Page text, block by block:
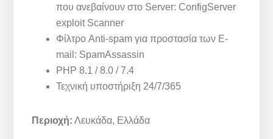
που ανεβαίνουν στο Server: ConfigServer
exploit Scanner
Φίλτρο Anti-spam για προστασία των E-
mail: SpamAssassin
PHP 8.1 / 8.0 / 7.4
Τεχνική υποστήριξη 24/7/365
Περιοχή: Λευκάδα, Ελλάδα